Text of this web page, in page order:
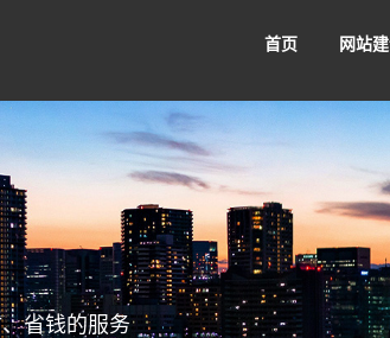
首页 网站
品牌网站建设
企业网站建设
小程序 餐饮小程序
地 金云视界播放器
公司动态 开发笔记 建站百
务实、创新 体
省钱的服务